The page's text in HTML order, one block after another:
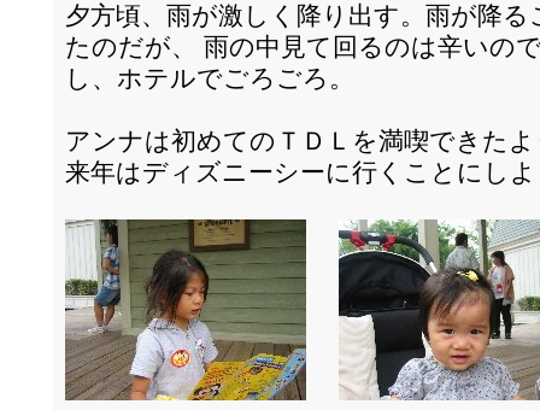
夕方頃、雨が激しく降り出す。雨が降
たのだが、 雨の中見て回るのは辛いの
し、ホテルでごろごろ。
アンナは初めてのＴＤＬを満喫できた
来年はディズニーシーに行くことにし